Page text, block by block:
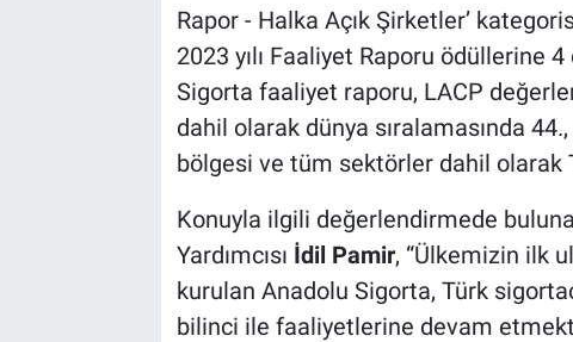
Rapor - Halka Açık Şirketler’
2023 yılı Faaliyet Raporu ödüllerine
Sigorta faaliyet raporu, LACP
dahil olarak dünya sıralamasında
bölgesi ve tüm sektörler dahil olarak
Konuyla ilgili değerlendirmede
Yardımcısı İdil Pamir, “Ülkemizin ilk
kurulan Anadolu Sigorta, Türk
bilinci ile faaliyetlerine devam